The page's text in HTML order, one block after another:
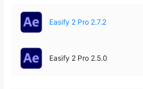
Easify 2 Pro 2.7.2
Easify 2 Pro 2.5.0